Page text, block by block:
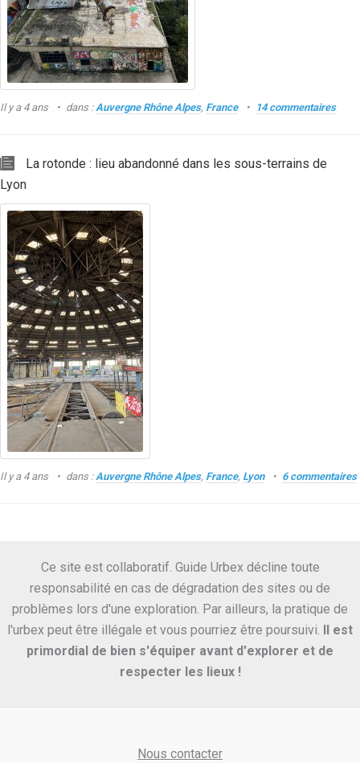
Il y a 4 ans dans :Auvergne Rhône Alpes, France 14 commentaires
La rotonde : lieu abandonné dans les sous-terrains de
Lyon
Il y a 4 ans dans :Auvergne Rhône Alpes, France, Lyon 6 commentaires
Ce site est collaboratif. Guide Urbex décline toute
responsabilité en cas de dégradation des sites ou de
problèmes lors d'une exploration. Par ailleurs, la pratique de
l'urbex peut être illégale et vous pourriez être poursuivi.
Il est
primordial de bien s'équiper avant d'explorer et de
respecter les lieux !
Nous contacter